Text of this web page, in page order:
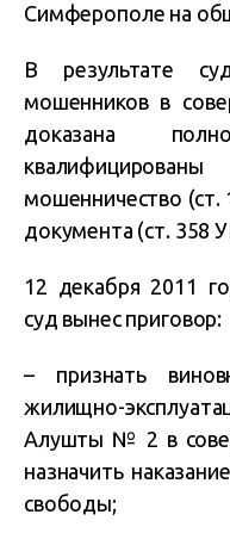
Симферополе на
В результате
мошенников в
доказана
мошенничество
документа (ст. 358
12 декабря 2011
суд вынес приговор:
– признать
жилищно-
Алушты № 2 в
назначить
свободы;